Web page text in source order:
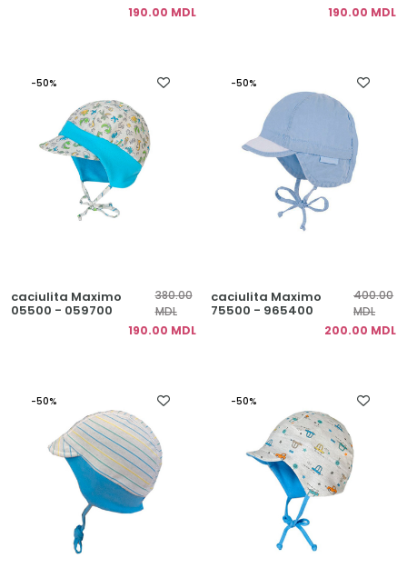
190.00 MDL
190.00 MDL
-50%
caciulita Maximo
05500 - 059700
380.00
MDL
190.00 MDL
-50%
caciulita Maximo
75500 - 965400
400.00
MDL
200.00 MDL
-50% -50%